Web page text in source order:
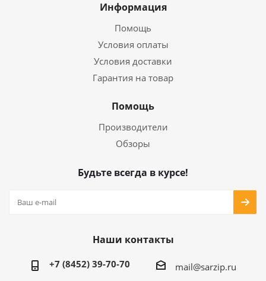
Информация
Помощь
Условия оплаты
Условия доставки
Гарантия на товар
Помощь
Производители
Обзоры
Будьте всегда в курсе!
Наши контакты
+7 (8452) 39-70-70 mail@sarzip.ru